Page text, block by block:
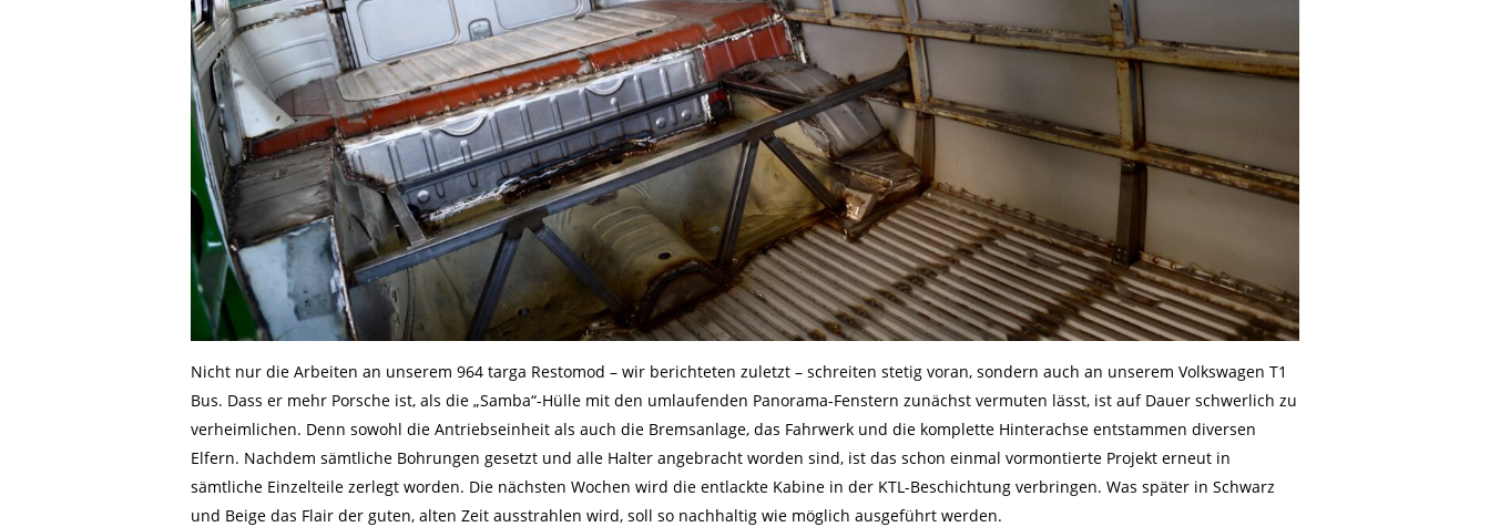
Nicht nur die Arbeiten an unserem 964 targa Restomod – wir berichteten zuletzt – schreiten stetig voran, sondern auch an unserem Volkswagen T1
Bus. Dass er mehr Porsche ist, als die „Samba“-Hülle mit den umlaufenden Panorama-Fenstern zunächst vermuten lässt, ist auf Dauer schwerlich zu
verheimlichen. Denn sowohl die Antriebseinheit als auch die Bremsanlage, das Fahrwerk und die komplette Hinterachse entstammen diversen
Elfern. Nachdem sämtliche Bohrungen gesetzt und alle Halter angebracht worden sind, ist das schon einmal vormontierte Projekt erneut in
sämtliche Einzelteile zerlegt worden. Die nächsten Wochen wird die entlackte Kabine in der KTL-Beschichtung verbringen. Was später in Schwarz
und Beige das Flair der guten, alten Zeit ausstrahlen wird, soll so nachhaltig wie möglich ausgeführt werden.